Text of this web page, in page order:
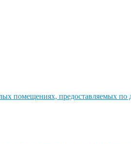
помещениях, предоставляемых